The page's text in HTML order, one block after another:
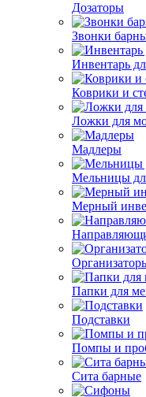
Дозаторы
Звонки
Инвентарь
Коврики и
Ложки для
Мадлеры
Мельницы
Мерный
Папки для
Подставки
Помпы и
Сита барные